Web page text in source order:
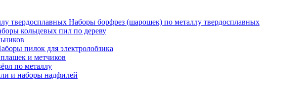
Наборы борфрез (шарошек) по металлу твердосплавных
кольцевых пил по дереву
пилок для электролобзика
и метчиков
по металлу
и наборы надфилей